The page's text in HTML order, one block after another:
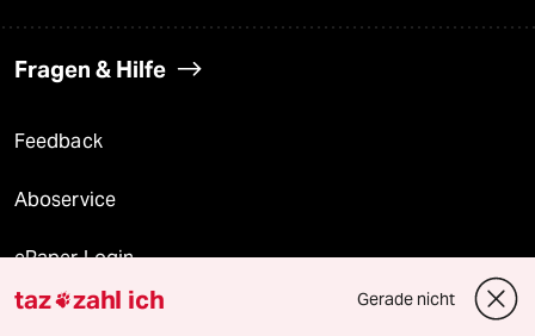
Fragen & Hilfe
Feedback
Aboservice
ePaper Login
Downloads für Abonnierende
taz zahl ich Gerade nicht